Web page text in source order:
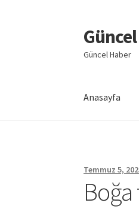
Dolaşıma
geç
İçeriğe
geç
Güncel Haber
Anasayfa
Temmuz 5,
Boğa